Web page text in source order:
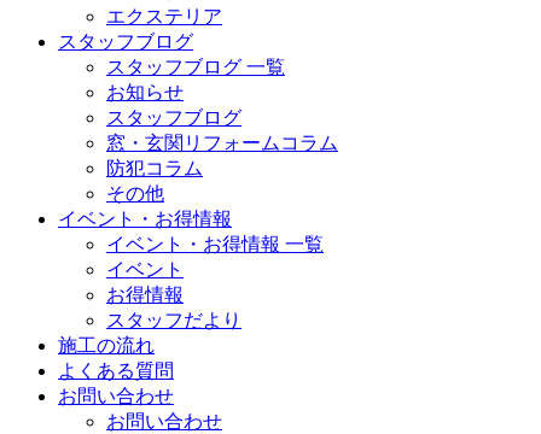
エクステリア
スタッフブログ
スタッフブログ 一覧
お知らせ
スタッフブログ
窓・玄関リフォームコラム
防犯コラム
その他
イベント・お得情報
イベント・お得情報 一覧
イベント
お得情報
スタッフだより
施工の流れ
よくある質問
お問い合わせ
お問い合わせ